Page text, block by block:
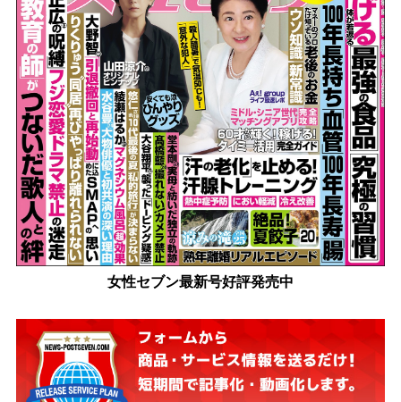
女性セブン最新号好評発売中